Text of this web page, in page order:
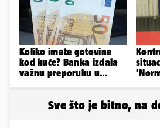
Koliko imate gotovine
kod kuće? Banka izdala
važnu preporuku u
Sve što je bitno, na